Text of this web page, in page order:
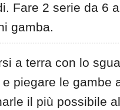
Fare 2 serie da 6
gamba.
a terra con lo
piegare le gambe
il più possibile